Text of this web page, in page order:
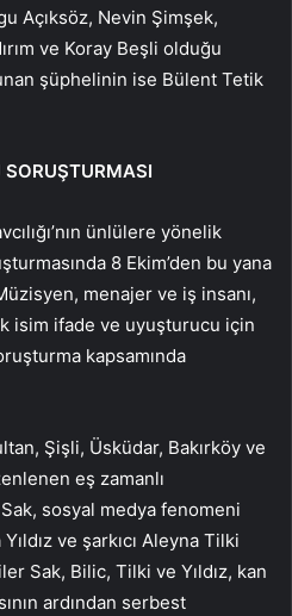
Açıksöz, Nevin Şimşek,
ve Koray Beşli olduğu
şüphelinin ise Bülent Tetik
SORUŞTURMASI
ünlülere yönelik
8 Ekim’den bu yana
menajer ve iş insanı,
isim ifade ve uyuşturucu için
kapsamında
Şişli, Üsküdar, Bakırköy ve
eş zamanlı
sosyal medya fenomeni
ve şarkıcı Aleyna Tilki
Sak, Bilic, Tilki ve Yıldız, kan
ardından serbest